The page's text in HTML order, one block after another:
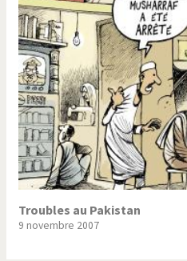
Trump II
Vous avez dit "Islam"?
Troubles au Pakistan
9 novembre 2007